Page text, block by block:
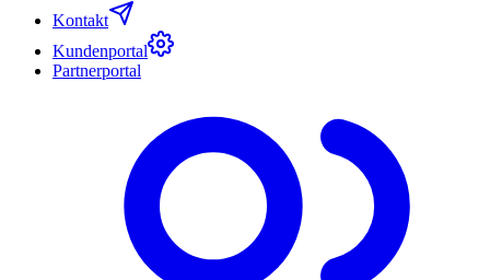
Kontakt
Kundenportal
Partnerportal